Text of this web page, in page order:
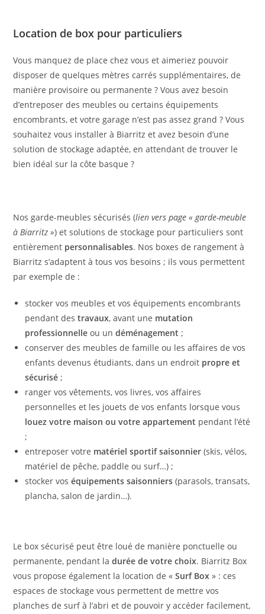
Location de box pour particuliers
Vous manquez de place chez vous et aimeriez pouvoir
disposer de quelques mètres carrés supplémentaires, de
manière provisoire ou permanente ? Vous avez besoin
d’entreposer des meubles ou certains équipements
encombrants, et votre garage n’est pas assez grand ? Vous
souhaitez vous installer à Biarritz et avez besoin d’une
solution de stockage adaptée, en attendant de trouver le
bien idéal sur la côte basque ?
Nosgarde-meubles sécurisés (lien vers page « garde-meuble
à Biarritz ») et solutions de stockage pour particuliers sont
entièrement personnalisables. Nos boxes de rangement à
Biarritz s’adaptent à tous vos besoins ; ils vous permettent
par exemple de :
stocker vos meubles et vos équipements encombrants
pendant destravaux, avant une mutation
professionnelle ou undéménagement ;
conserver des meubles de famille ou les affaires de vos
enfants devenus étudiants, dans un endroit propre et
sécurisé ;
ranger vos vêtements, vos livres, vos affaires
personnelles et les jouets de vos enfants lorsque vous
louez votre maison ou votre appartement pendant l’été
;
entreposer votre matériel sportif saisonnier (skis, vélos,
matériel de pêche, paddle ou surf…) ;
stocker voséquipements saisonniers (parasols, transats,
plancha, salon de jardin…).
Le box sécurisé peut être loué de manière ponctuelle ou
permanente, pendant ladurée de votre choix. Biarritz Box
vous propose également la location de «Surf Box » : ces
espaces de stockage vous permettent de mettre vos
planches de surf à l’abri et de pouvoir y accéder facilement,